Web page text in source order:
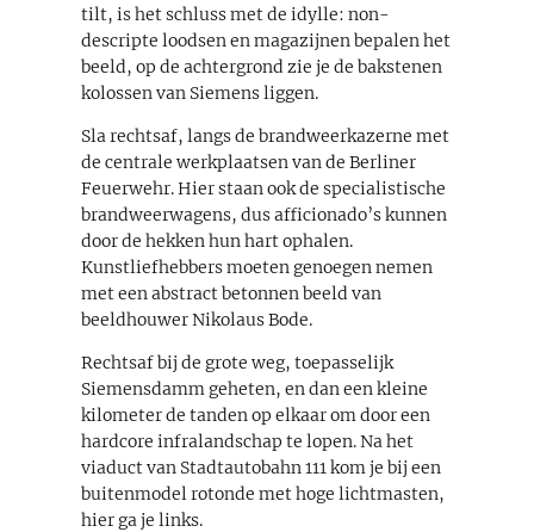
tilt, is het schluss met de idylle: non-
descripte loodsen en magazijnen bepalen het
beeld, op de achtergrond zie je de bakstenen
kolossen van Siemens liggen.
Sla rechtsaf, langs de brandweerkazerne met
de centrale werkplaatsen van de Berliner
Feuerwehr. Hier staan ook de specialistische
brandweerwagens, dus afficionado’s kunnen
door de hekken hun hart ophalen.
Kunstliefhebbers moeten genoegen nemen
met een abstract betonnen beeld van
beeldhouwer Nikolaus Bode.
Rechtsaf bij de grote weg, toepasselijk
Siemensdamm geheten, en dan een kleine
kilometer de tanden op elkaar om door een
hardcore infralandschap te lopen. Na het
viaduct van Stadtautobahn 111 kom je bij een
buitenmodel rotonde met hoge lichtmasten,
hier ga je links.